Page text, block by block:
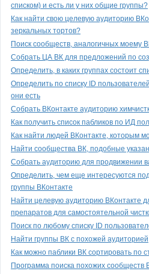
списком) и есть ли у них общие группы?
Как найти свою целевую аудиторию
зеркальных тортов?
Поиск сообществ, аналогичных моему
Собрать ЦА ВК для предложений по
Определить, в каких группах состоит
Определить по списку ID
они есть
Собрать ВКонтакте аудиторию
Как получить список пабликов по ИД
Как найти людей ВКонтакте, которым
Найти сообщества ВК, подобные
Собрать аудиторию для продвижении
Определить, чем еще интересуются
группы ВКонтакте
Найти целевую аудиторию ВКонтакте
препаратов для самостоятельной
Поиск по любому списку ID
Найти группы ВК с похожей аудиторией
Как можно паблики ВК сортировать по
Программа поиска похожих сообществ